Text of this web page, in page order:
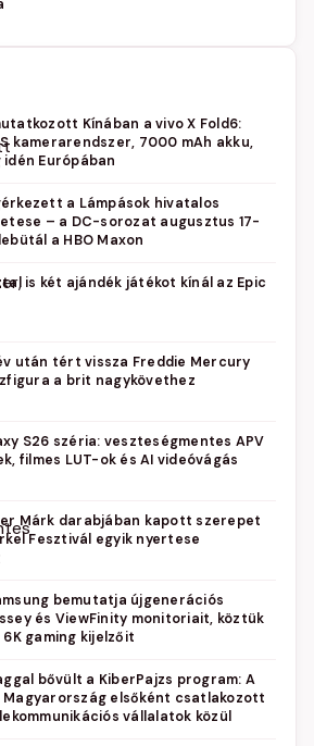
Kínában a vivo X Fold6:
kamerarendszer, 7000 mAh akku,
idén Európában
a Lámpások hivatalos
– a DC-sorozat augusztus 17-
a HBO Maxon
is két ajándék játékot kínál az Epic
után tért vissza Freddie Mercury
a brit nagykövethez
S26 széria: veszteségmentes APV
filmes LUT-ok és AI videóvágás
Márk darabjában kapott szerepet
Fesztivál egyik nyertese
bemutatja újgenerációs
és ViewFinity monitoriait, köztük
6K gaming kijelzőit
bővült a KiberPajzs program: A
Magyarország elsőként csatlakozott
vállalatok közül